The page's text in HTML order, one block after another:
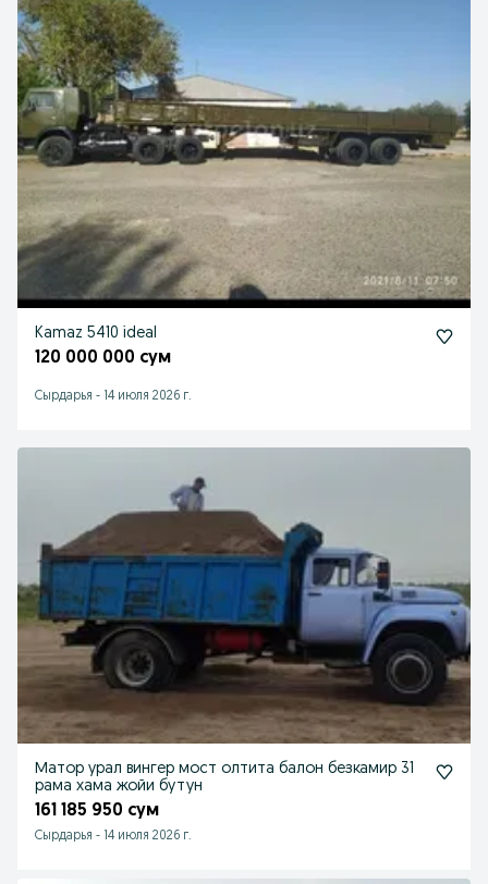
Kamaz 5410 ideal
120 000 000 сум
Cырдарья - 14 июля 2026 г.
Матор урал вингер мост олтита балон безкамир 31
рама хама жойи бутун
161 185 950 сум
Cырдарья - 14 июля 2026 г.